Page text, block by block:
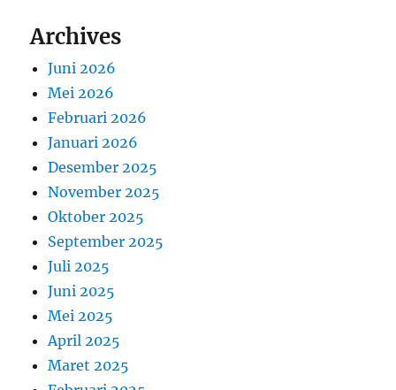
Archives
Juni 2026
Mei 2026
Februari 2026
Januari 2026
Desember 2025
November 2025
Oktober 2025
September 2025
Juli 2025
Juni 2025
Mei 2025
April 2025
Maret 2025